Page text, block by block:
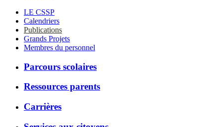
LE CSSP
Calendriers
Publications
Grands Projets
Membres du personnel
Parcours scolaires
Ressources parents
Carrières